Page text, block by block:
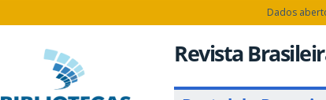
Dados
Revista